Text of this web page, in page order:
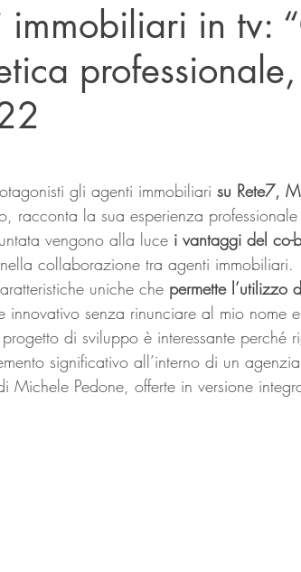
immobiliari in tv:
gli agenti immobiliari su Rete7,
racconta la sua esperienza professionale
vengono alla luce i vantaggi del co-
collaborazione tra agenti immobiliari.
uniche che permette l’utilizzo
innovativo senza rinunciare al mio nome
di sviluppo è interessante perché
significativo all’interno di un
Michele Pedone, offerte in versione